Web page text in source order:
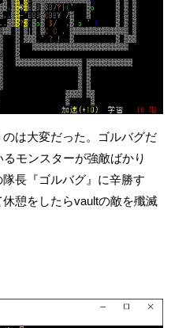
は大変だった。ゴルバグだ
モンスターが強敵ばかり
長『ゴルバグ』に辛勝す
憩をしたらvaultの敵を殲滅